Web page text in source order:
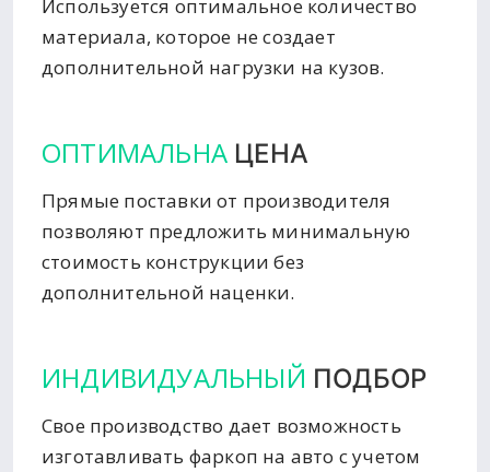
Используется оптимальное количество
материала, которое не создает
дополнительной нагрузки на кузов.
ОПТИМАЛЬНА ЦЕНА
Прямые поставки от производителя
позволяют предложить минимальную
стоимость конструкции без
дополнительной наценки.
ИНДИВИДУАЛЬНЫЙ ПОДБОР
Свое производство дает возможность
изготавливать фаркоп на авто с учетом